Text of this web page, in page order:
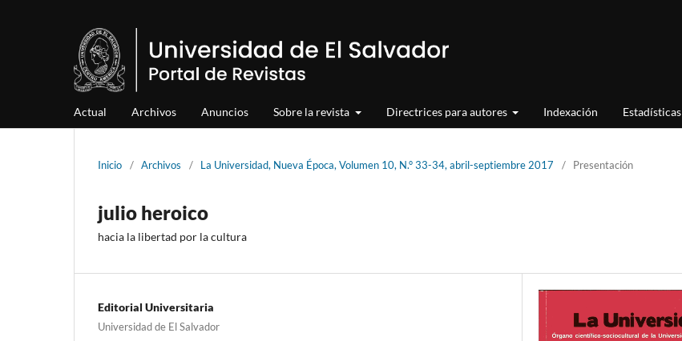
Actual Archivos Anuncios Sobre la revista Directrices para autores Indexación Estadísticas
Inicio / Archivos / La Universidad, Nueva Época, Volumen 10, N.° 33-34, abril-septiembre 2017 / Presentación
julio heroico
hacia la libertad por la cultura
Editorial Universitaria
Universidad de El Salvador